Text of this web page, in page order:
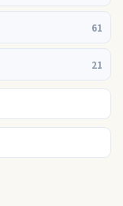
61
21